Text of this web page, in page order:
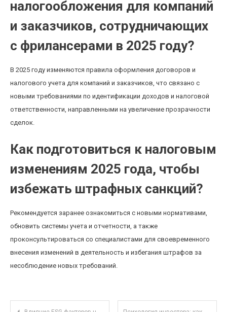
налогообложения для компаний
и заказчиков, сотрудничающих
с фрилансерами в 2025 году?
В 2025 году изменяются правила оформления договоров и
налогового учета для компаний и заказчиков, что связано с
новыми требованиями по идентификации доходов и налоговой
ответственности, направленными на увеличение прозрачности
сделок.
Как подготовиться к налоговым
изменениям 2025 года, чтобы
избежать штрафных санкций?
Рекомендуется заранее ознакомиться с новыми нормативами,
обновить системы учета и отчетности, а также
проконсультироваться со специалистами для своевременного
внесения изменений в деятельность и избегания штрафов за
несоблюдение новых требований.